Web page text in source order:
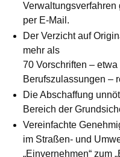
per E-Mail.
Der Verzicht auf
mehr als
70 Vorschriften –
Berufszulassungen –
Die Abschaffung
Bereich der
Vereinfachte
im Straßen- und
„Einvernehmen“ zum